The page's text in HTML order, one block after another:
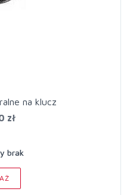
na klucz
zł
brak